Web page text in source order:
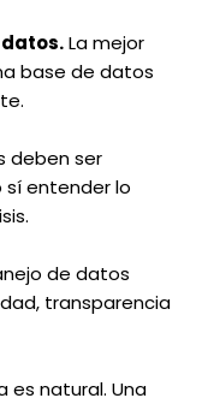
La mejor
base de datos
deben ser
entender lo
de datos
transparencia
es natural. Una